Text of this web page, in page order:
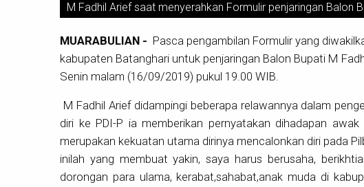
M Fadhil Arief saat menyerahkan Formulir penjaringan Balon
MUARABULIAN - Pasca pengambilan Formulir yang
kabupaten Batanghari untuk penjaringan Balon Bupati M
Senin malam (16/09/2019) pukul 19.00 WIB.
M Fadhil Arief didampingi beberapa relawannya dalam
diri ke PDI-P ia memberikan pernyatakan dihadapan
merupakan kekuatan utama dirinya mencalonkan diri pada
inilah yang membuat yakin, saya harus berusaha,
dorongan para ulama, kerabat,sahabat,anak muda di